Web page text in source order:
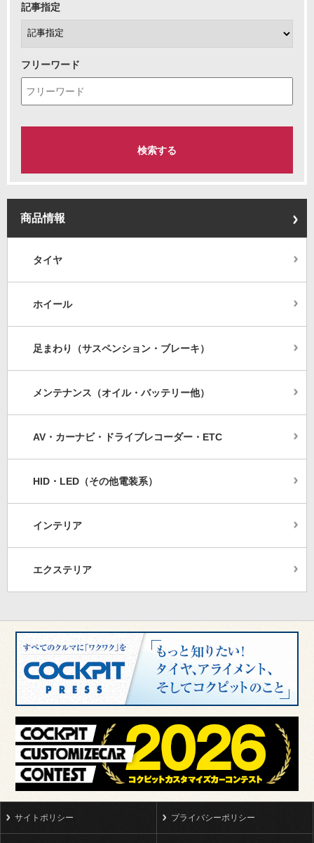
記事指定
フリーワード
商品情報
タイヤ
ホイール
足まわり（サスペンション・ブレーキ）
メンテナンス（オイル・バッテリー他）
AV・カーナビ・ドライブレコーダー・ETC
HID・LED（その他電装系）
インテリア
エクステリア
サイトポリシー プライバシーポリシー